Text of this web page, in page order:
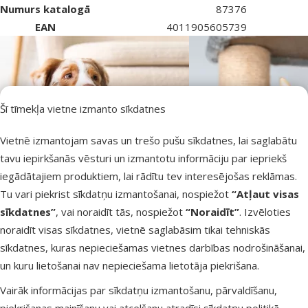
Šī tīmekļa vietne izmanto sīkdatnes
Vietnē izmantojam savas un trešo pušu sīkdatnes, lai saglabātu
tavu iepirkšanās vēsturi un izmantotu informāciju par iepriekš
iegādātajiem produktiem, lai rādītu tev interesējošas reklāmas.
Tu vari piekrist sīkdatņu izmantošanai, nospiežot “Atļaut visas
sīkdatnes”, vai noraidīt tās, nospiežot “Noraidīt”. Izvēloties
noraidīt visas sīkdatnes, vietnē saglabāsim tikai tehniskās
sīkdatnes, kuras nepieciešamas vietnes darbības nodrošināšanai,
un kuru lietošanai nav nepieciešama lietotāja piekrišana.
Vairāk informācijas par sīkdatņu izmantošanu, pārvaldīšanu,
Numurs katalogā
87376
EAN
4011905605739
TRIXIE – līderis mājdzīvnieku preču nozarē jau 50 gadus
Plašs un daudzveidīgs preču klāsts mājdzīvniekiem
Rūpes par mājdzīvnieku labsajūtu un komfortu